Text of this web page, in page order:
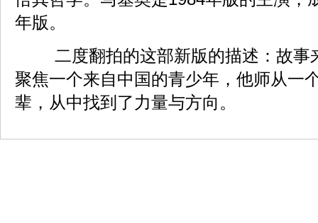
年版。
二度翻拍的这部新版的描述：故事
聚焦一个来自中国的青少年，他师从一
辈，从中找到了力量与方向。